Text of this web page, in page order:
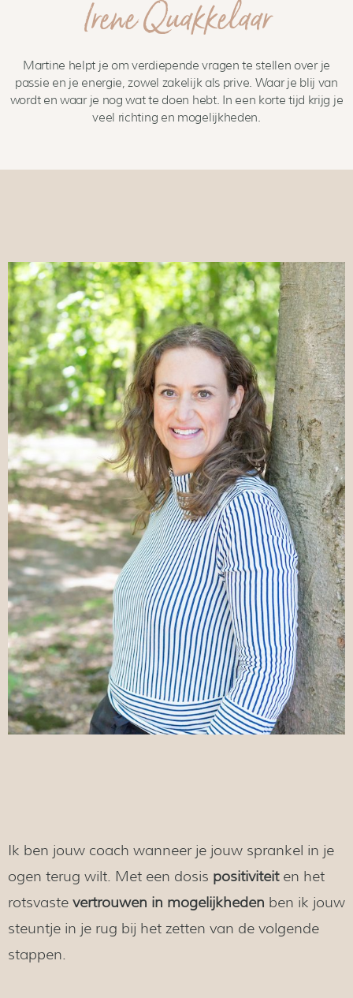
Irene Quakkelaar
Martine helpt je om verdiepende vragen te stellen over je
passie en je energie, zowel zakelijk als prive. Waar je blij van
wordt en waar je nog wat te doen hebt. In een korte tijd krijg je
veel richting en mogelijkheden.
Ik ben jouw coach wanneer je jouw sprankel in je
ogen terug wilt. Met een dosis positiviteiten het
rotsvaste vertrouwen in mogelijkheden ben ik jouw
steuntje in je rug bij het zetten van de volgende
stappen.